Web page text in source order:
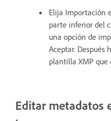
Elija Importación
parte inferior del
una opción de
Aceptar. Después
plantilla XMP que
Editar metadatos